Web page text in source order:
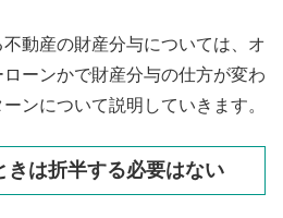
動産の財産分与については、オ
ーンかで財産分与の仕方が変わ
ンについて説明していきます。
きは折半する必要はない